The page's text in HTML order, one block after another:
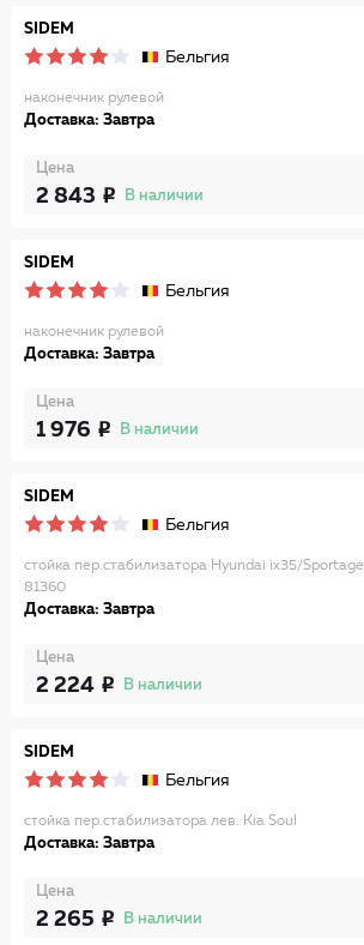
SIDEM
Бельгия
наконечник рулевой
Доставка: Завтра
Цена
2 843 В наличии
SIDEM
Бельгия
наконечник рулевой
Доставка: Завтра
Цена
1 976 В наличии
SIDEM
Бельгия
стойка пер.стабилизатора Hyundai ix35/Sportage
81360
Доставка: Завтра
Цена
2 224 В наличии
SIDEM
Бельгия
стойка пер.стабилизатора лев. Kia Soul
Доставка: Завтра
Цена
2 265 В наличии